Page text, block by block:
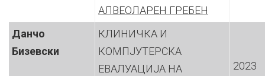
АЛВЕОЛАРЕН ГРЕБЕН
Данчо
Бизевски
КЛИНИЧКА И
КОМПЈУТЕРСКА
ЕВАЛУАЦИЈА НА
2023